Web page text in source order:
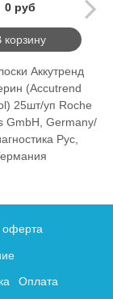
0 руб
корзину
Аккутренд
(Accutrend
25шт/уп Roche
GmbH, Germany/
Рус,
оферта
Оплата